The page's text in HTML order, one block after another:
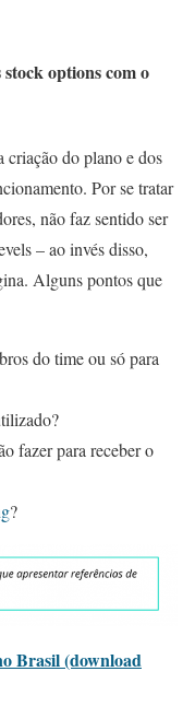
options com o
criação do plano e dos
Por se tratar
não faz sentido ser
– ao invés disso,
Alguns pontos que
do time ou só para
fazer para receber o
?
Brasil (download